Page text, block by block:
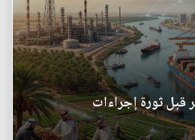
قبل ثورة إجراءات